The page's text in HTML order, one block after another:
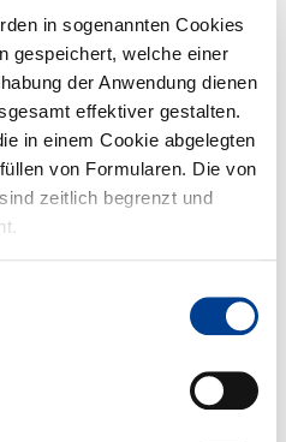
in sogenannten Cookies
gespeichert, welche einer
der Anwendung dienen
effektiver gestalten.
in einem Cookie abgelegten
von Formularen. Die von
zeitlich begrenzt und
dritten Community-Voting